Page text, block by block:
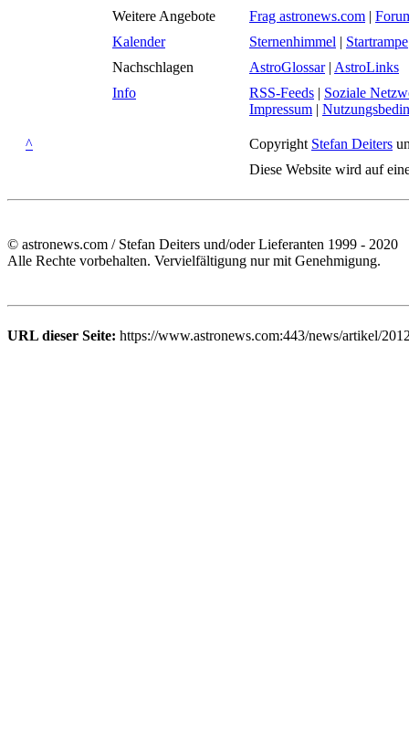
Weitere Angebote Frag astronews.com |
Kalender
Sternenhimmel | Startrampe
Nachschlagen
AstroGlossar| AstroLinks
Info
RSS-Feeds | Soziale
Impressum |
^ Copyright Stefan Deiters
Diese Website wird auf
© astronews.com / Stefan Deiters und/oder Lieferanten 1999 - 2020
Alle Rechte vorbehalten. Vervielfältigung nur mit Genehmigung.
URL dieser Seite: https://www.astronews.com:443/news/artikel/